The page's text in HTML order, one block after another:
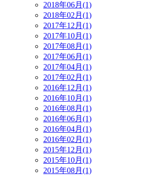
2018年06月(1)
2018年02月(1)
2017年12月(1)
2017年10月(1)
2017年08月(1)
2017年06月(1)
2017年04月(1)
2017年02月(1)
2016年12月(1)
2016年10月(1)
2016年08月(1)
2016年06月(1)
2016年04月(1)
2016年02月(1)
2015年12月(1)
2015年10月(1)
2015年08月(1)